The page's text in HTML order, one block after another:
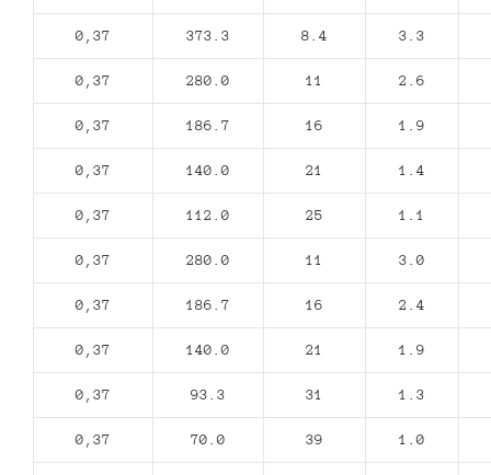
0,37 373.3 8.4 3.3
0,37 280.0 11 2.6
0,37 186.7 16 1.9
0,37 140.0 21 1.4
0,37 112.0 25 1.1
0,37 280.0 11 3.0
0,37 186.7 16 2.4
0,37 140.0 21 1.9
0,37 93.3 31 1.3
0,37 70.0 39 1.0